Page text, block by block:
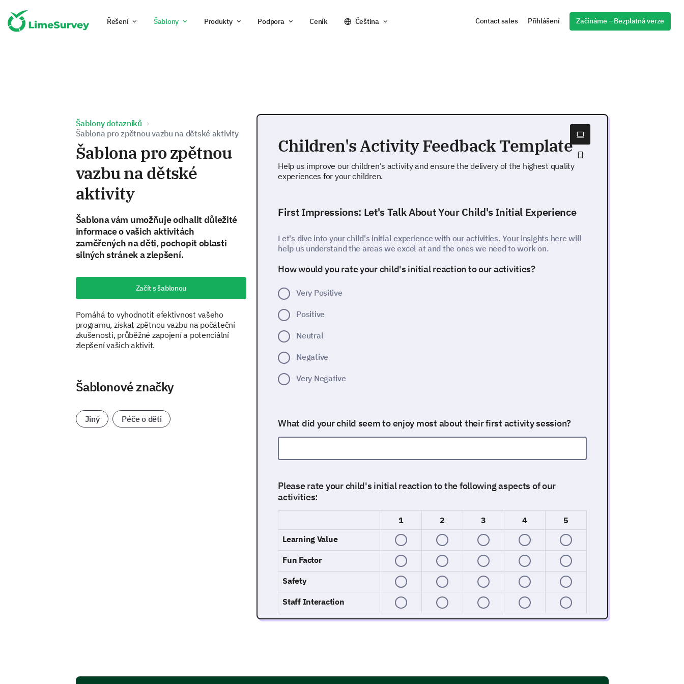
Řešení Šablony Produkty Podpora Ceník Čeština Contact sales Přihlášení Začínáme – Bezplatná verze
Šablony dotazníků
Šablona pro zpětnou vazbu na dětské aktivity
Šablona pro zpětnou
vazbu na dětské
aktivity
Šablona vám umožňuje odhalit důležité
informace o vašich aktivitách
zaměřených na děti, pochopit oblasti
silných stránek a zlepšení.
Začít s šablonou
Pomáhá to vyhodnotit efektivnost vašeho
programu, získat zpětnou vazbu na počáteční
zkušenosti, průběžné zapojení a potenciální
zlepšení vašich aktivit.
Šablonové značky
Jiný Péče o děti
Children's Activity Feedback Template
Help us improve our children's activity and ensure the delivery of the highest quality
experiences for your children.
First Impressions: Let's Talk About Your Child's Initial Experience
Let's dive into your child's initial experience with our activities. Your insights here will
help us understand the areas we excel at and the ones we need to work on.
How would you rate your child's initial reaction to our activities?
Very Positive
Positive
Neutral
Negative
Very Negative
What did your child seem to enjoy most about their first activity session?
Please rate your child's initial reaction to the following aspects of our
activities:
1 2 3 4
5
Learning Value
Fun Factor
Safety
Staff Interaction